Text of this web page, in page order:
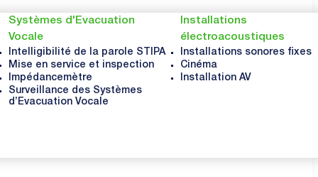
Systèmes d'Evacuation
Vocale
Intelligibilité de la parole STIPA
Mise en service et inspection
Impédancemètre
Surveillance des Systèmes
d’Evacuation Vocale
Installations
électroacoustiques
Installations sonores fixes
Cinéma
Installation AV